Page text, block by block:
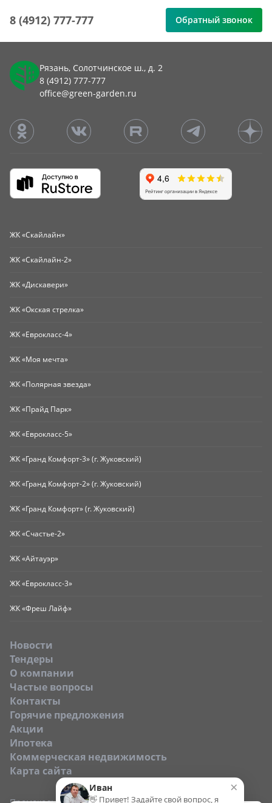
8 (4912) 777-777 Обратный звонок
Рязань, Солотчинское ш., д. 2
8 (4912) 777-777
office@green-garden.ru
ЖК «Скайлайн»
ЖК «Скайлайн-2»
ЖК «Дискавери»
ЖК «Окская стрелка»
ЖК «Еврокласс-4»
ЖК «Моя мечта»
ЖК «Полярная звезда»
ЖК «Прайд Парк»
ЖК «Еврокласс-5»
ЖК «Гранд Комфорт-3» (г. Жуковский)
ЖК «Гранд Комфорт-2» (г. Жуковский)
ЖК «Гранд Комфорт» (г. Жуковский)
ЖК «Счастье-2»
ЖК «Айтауэр»
ЖК «Еврокласс-3»
ЖК «Фреш Лайф»
Новости
Тендеры
O компании
Частые вопросы
Контакты
Горячие предложения
Акции
Ипотека
Коммерческая недвижимость
Карта сайта
×
Иван
👋 Привет! Задайте свой вопрос, я